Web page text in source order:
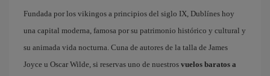
Fundada por los vikingos a principios del siglo IX, Dublínes hoy
una capital moderna, famosa por su patrimonio histórico y cultural y
su animada vida nocturna. Cuna de autores de la talla de James
Joyce u Oscar Wilde, si reservas uno de nuestros vuelos baratos a